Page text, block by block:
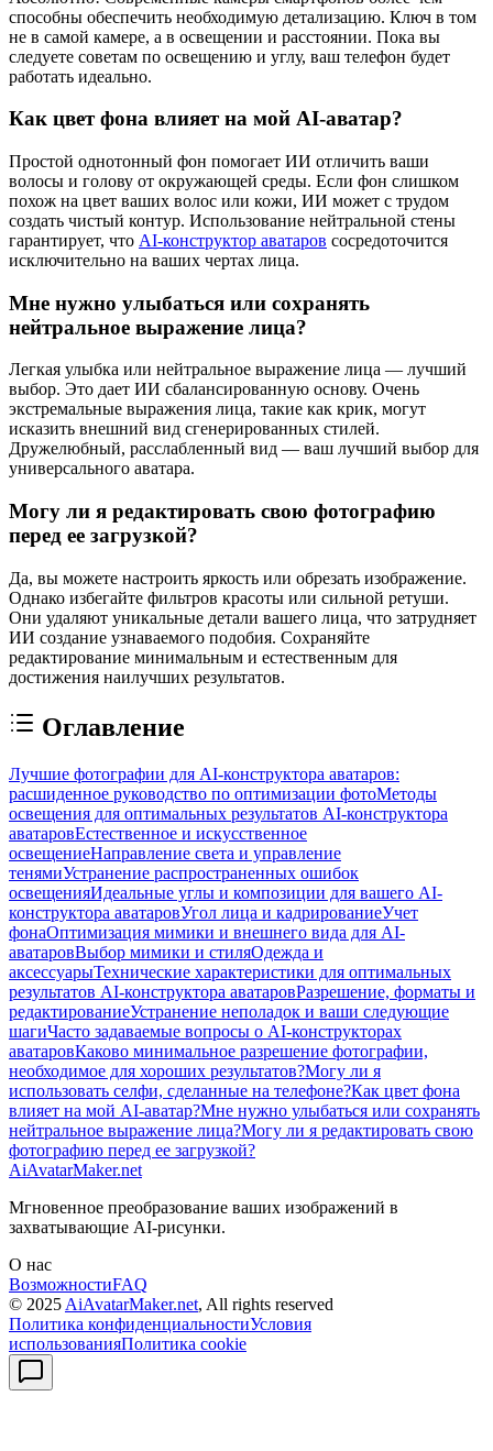
способны обеспечить необходимую детализацию. Ключ в том
не в самой камере, а в освещении и расстоянии. Пока вы
следуете советам по освещению и углу, ваш телефон будет
работать идеально.
Как цвет фона влияет на мой AI-аватар?
Простой однотонный фон помогает ИИ отличить ваши
волосы и голову от окружающей среды. Если фон слишком
похож на цвет ваших волос или кожи, ИИ может с трудом
создать чистый контур. Использование нейтральной стены
гарантирует, что AI-конструктор аватаров сосредоточится
исключительно на ваших чертах лица.
Мне нужно улыбаться или сохранять
нейтральное выражение лица?
Легкая улыбка или нейтральное выражение лица — лучший
выбор. Это дает ИИ сбалансированную основу. Очень
экстремальные выражения лица, такие как крик, могут
исказить внешний вид сгенерированных стилей.
Дружелюбный, расслабленный вид — ваш лучший выбор для
универсального аватара.
Могу ли я редактировать свою фотографию
перед ее загрузкой?
Да, вы можете настроить яркость или обрезать изображение.
Однако избегайте фильтров красоты или сильной ретуши.
Они удаляют уникальные детали вашего лица, что затрудняет
ИИ создание узнаваемого подобия. Сохраняйте
редактирование минимальным и естественным для
достижения наилучших результатов.
Оглавление
Лучшие фотографии для AI-конструктора аватаров:
расшиденное руководство по оптимизации фотоМетоды
освещения для оптимальных результатов AI-конструктора
аватаровЕстественное и искусственное
освещениеНаправление света и управление
тенямиУстранение распространенных ошибок
освещенияИдеальные углы и композиции для вашего AI-
конструктора аватаровУгол лица и кадрированиеУчет
фонаОптимизация мимики и внешнего вида для AI-
аватаровВыбор мимики и стиляОдежда и
аксессуарыТехнические характеристики для оптимальных
результатов AI-конструктора аватаровРазрешение, форматы и
редактированиеУстранение неполадок и ваши следующие
шагиЧасто задаваемые вопросы о AI-конструкторах
аватаровКаково минимальное разрешение фотографии,
необходимое для хороших результатов?Могу ли я
использовать селфи, сделанные на телефоне?Как цвет фона
влияет на мой AI-аватар?Мне нужно улыбаться или сохранять
нейтральное выражение лица?Могу ли я редактировать свою
фотографию перед ее загрузкой?
AiAvatarMaker.net
Мгновенное преобразование ваших изображений в
захватывающие AI-рисунки.
О нас
ВозможностиFAQ
© 2025 AiAvatarMaker.net, All rights reserved
Политика конфиденциальностиУсловия
использованияПолитика cookie